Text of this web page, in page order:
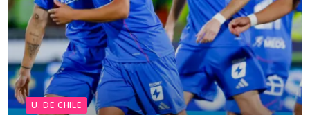
U. DE CHILE